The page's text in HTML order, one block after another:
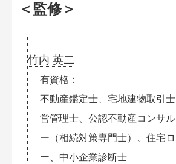
＜監修＞
竹内 英二
有資格
不動産鑑定士、宅地建物取引
営管理士、公認不動産コンサ
ー（相続対策専門士）、住宅
ー、中小企業診断士